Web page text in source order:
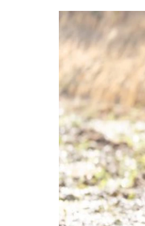
Chính sách
Sự kiện
Đối thoại
Thế giới
ĐA
Quan điểm